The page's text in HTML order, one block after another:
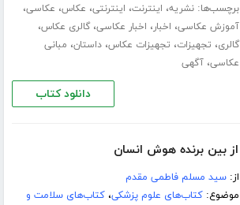
برچسب‌ها:نشریه، اینترنت، اینترنتی، عکاس، عکاسی،
آموزش عکاسی، اخبار، اخبار عکاسی،گالری عکاس،
گالری، تجهیزات، تجهیزات عکاس،داستان، مبانی
عکاسی،آگهی
دانلود کتاب
از:سید مسلم فاطمی مقدم
موضوع:کتاب‌های علوم پزشکی،کتاب‌های سلامت و